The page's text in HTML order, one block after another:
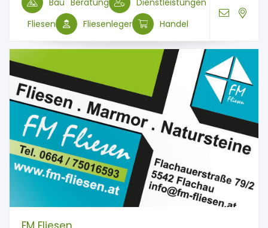
Fliesen
Fliesenleger Handel